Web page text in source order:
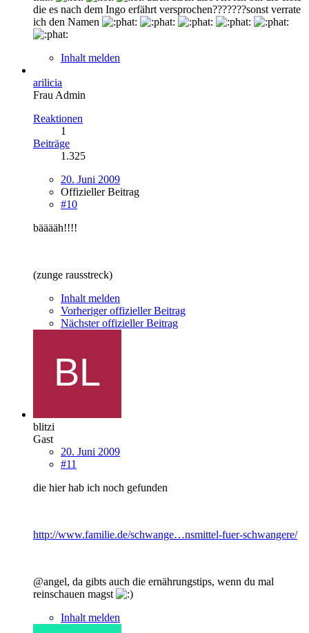
die es nach dem Ingo erfährt versprochen???????sonst verrate
ich den Namen
Inhalt melden
arilicia
Frau Admin
Reaktionen
1
Beiträge
1.325
20. Juni 2009
Offizieller Beitrag
#10
bääääh!!!!
(zunge rausstreck)
Inhalt melden
Vorheriger offizieller Beitrag
Nächster offizieller Beitrag
blitzi
Gast
20. Juni 2009
#11
die hier hab ich noch gefunden
http://www.familie.de/schwange…nsmittel-fuer-schwangere/
@angel, da gibts auch die ernährungstips, wenn du mal
reinschauen magst
Inhalt melden